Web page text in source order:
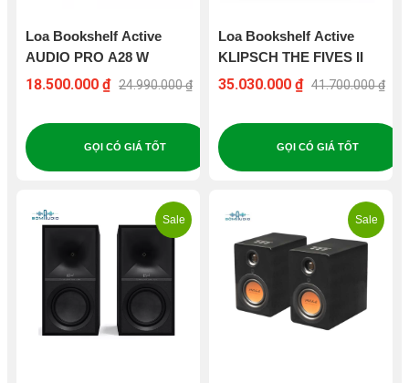
Loa Bookshelf Active
AUDIO PRO A28 W
18.500.000 ₫ 24.990.000 ₫
GỌI CÓ GIÁ TỐT
Loa Bookshelf Active
KLIPSCH THE FIVES II
35.030.000 ₫ 41.700.000 ₫
GỌI CÓ GIÁ TỐT
Sale Sale